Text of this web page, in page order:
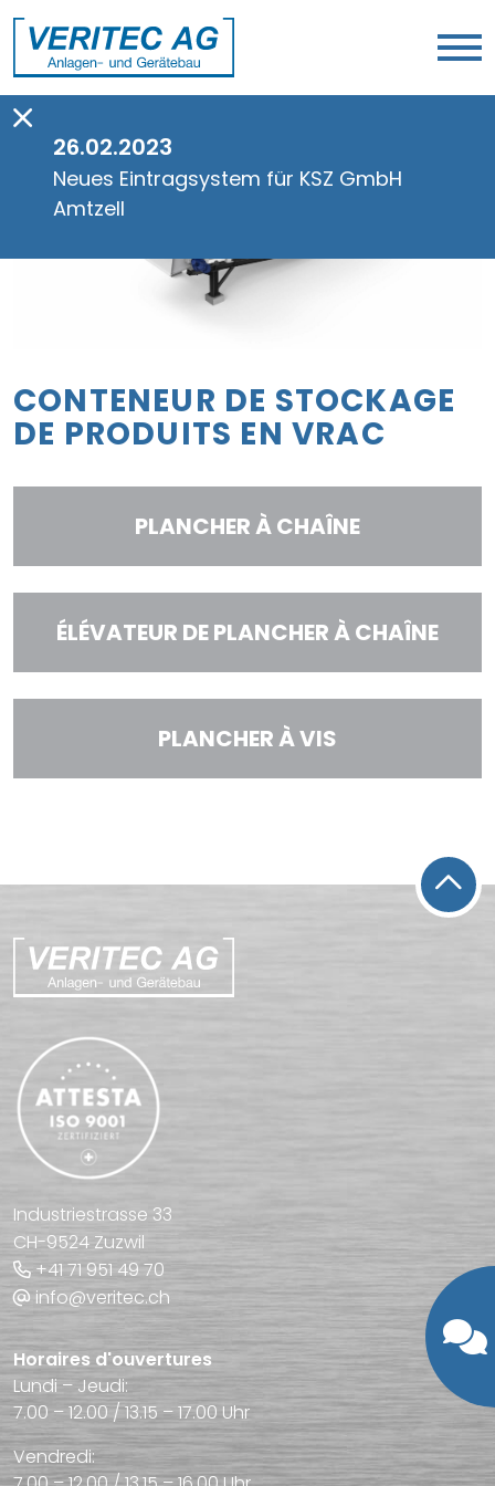
26.02.2023
Neues Eintragsystem für KSZ GmbH
Amtzell
CONTENEUR DE STOCKAGE
DE PRODUITS EN VRAC
PLANCHER À CHAÎNE
ÉLÉVATEUR DE PLANCHER À CHAÎNE
PLANCHER À VIS
Industriestrasse 33
CH-9524 Zuzwil
+41 71 951 49 70
info@veritec.ch
Horaires d'ouvertures
Lundi – Jeudi:
7.00 – 12.00 / 13.15 – 17.00 Uhr
Vendredi: